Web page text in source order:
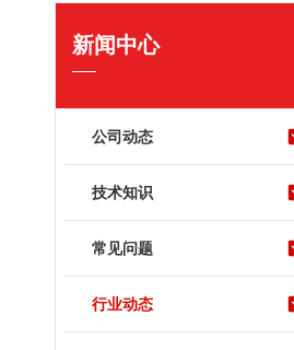
新闻中心
公司动态
技术知识
常见问题
行业动态